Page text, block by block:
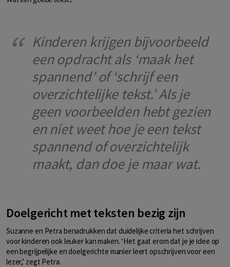
Kinderen krijgen bijvoorbeeld
een opdracht als ‘maak het
spannend’ of ‘schrijf een
overzichtelijke tekst.’ Als je
geen voorbeelden hebt gezien
en niet weet hoe je een tekst
spannend of overzichtelijk
maakt, dan doe je maar wat.
Doelgericht met teksten bezig zijn
Suzanne en Petra benadrukken dat duidelijke criteria het schrijven
voor kinderen ook leuker kan maken. ‘Het gaat erom dat je je idee op
een begrijpelijke en doelgerichte manier leert opschrijven voor een
lezer,’ zegt Petra.